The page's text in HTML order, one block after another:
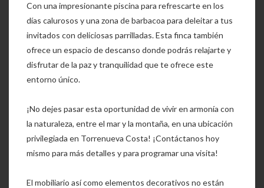
Con una impresionante piscina para refrescarte en los
días calurosos y una zona de barbacoa para deleitar a tus
invitados con deliciosas parrilladas. Esta finca también
ofrece un espacio de descanso donde podrás relajarte y
disfrutar de la paz y tranquilidad que te ofrece este
entorno único.
¡No dejes pasar esta oportunidad de vivir en armonía con
la naturaleza, entre el mar y la montaña, en una ubicación
privilegiada en Torrenueva Costa! ¡Contáctanos hoy
mismo para más detalles y para programar una visita!
El mobiliario así como elementos decorativos no están